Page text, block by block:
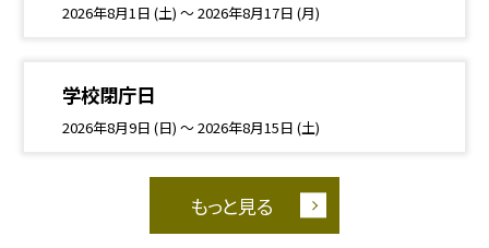
2026年8月1日 (土) ～ 2026年8月17日 (月)
学校閉庁日
2026年8月9日 (日) ～ 2026年8月15日 (土)
もっと見る